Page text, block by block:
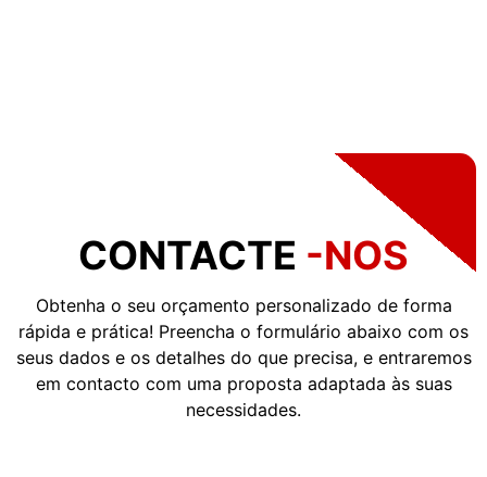
CONTACTE -NOS
Obtenha o seu orçamento personalizado de forma
rápida e prática! Preencha o formulário abaixo com os
seus dados e os detalhes do que precisa, e entraremos
em contacto com uma proposta adaptada às suas
necessidades.